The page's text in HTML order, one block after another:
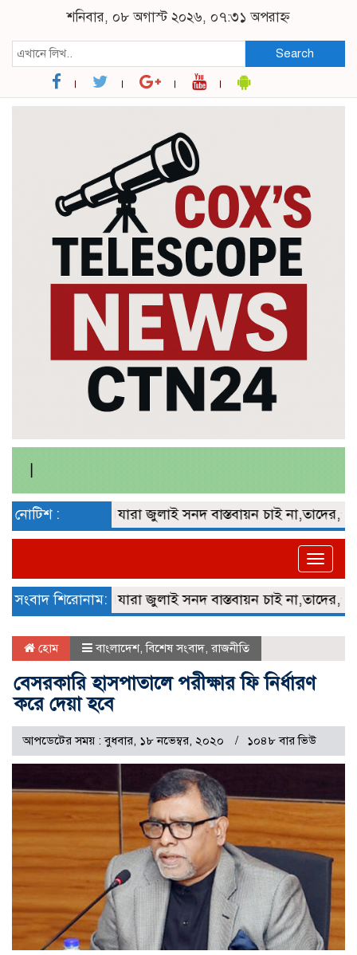
শনিবার, ০৮ অগাস্ট ২০২৬, ০৭:৩১ অপরাহ্ন
Search
নোটিশ : যারা জুলাই সনদ বাস্তবায়ন চাই না,‎তাদের,’না’
Toggle
সংবাদ শিরোনাম:যারা জুলাই সনদ বাস্তবায়ন চাই না,‎তাদের,’না’
হোম বাংলাদেশ,বিশেষ সংবাদ, রাজনীতি
বেসরকারি হাসপাতালে পরীক্ষার ফি নির্ধারণ
করে দেয়া হবে
আপডেটের সময় : বুধবার, ১৮ নভেম্বর, ২০২০ ১০৪৮ বার ভিউ